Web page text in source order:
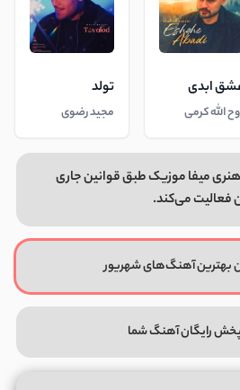
ابدی
الله کرمی
تولد
مجید رضوی
میفا موزیک طبق قوانین جاری
فعالیت می‌کند.
بهترین آهنگ‌های شهریور
پخش رایگان آهنگ شما